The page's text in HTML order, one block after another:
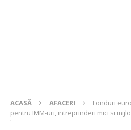
ACASĂ AFACERI
Fonduri
pentru IMM-uri, intreprinderi mici si